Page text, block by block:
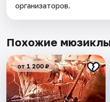
организаторов.
Похожие
от 1 200 ₽